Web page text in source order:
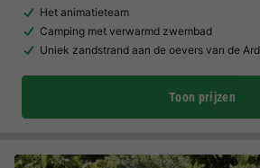
Het animatieteam
Camping met verwarmd zwembad
Uniek zandstrand aan de oevers van de
Toon prijzen